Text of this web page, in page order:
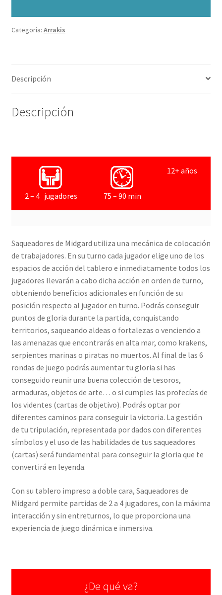
Categoría: Arrakis
Descripción
Descripción
2 – 4 jugadores 75 – 90 min
12+ años
Saqueadores de Midgard utiliza una mecánica de colocación
de trabajadores. En su turno cada jugador elige uno de los
espacios de acción del tablero e inmediatamente todos los
jugadores llevarán a cabo dicha acción en orden de turno,
obteniendo beneficios adicionales en función de su
posición respecto al jugador en turno. Podrás conseguir
puntos de gloria durante la partida, conquistando
territorios, saqueando aldeas o fortalezas o venciendo a
las amenazas que encontrarás en alta mar, como krakens,
serpientes marinas o piratas no muertos. Al final de las 6
rondas de juego podrás aumentar tu gloria si has
conseguido reunir una buena colección de tesoros,
armaduras, objetos de arte… o si cumples las profecías de
los videntes (cartas de objetivo). Podrás optar por
diferentes caminos para conseguir la victoria. La gestión
de tu tripulación, representada por dados con diferentes
símbolos y el uso de las habilidades de tus saqueadores
(cartas) será fundamental para conseguir la gloria que te
convertirá en leyenda.
Con su tablero impreso a doble cara, Saqueadores de
Midgard permite partidas de 2 a 4 jugadores, con la máxima
interacción y sin entreturnos, lo que proporciona una
experiencia de juego dinámica e inmersiva.
¿De qué va?